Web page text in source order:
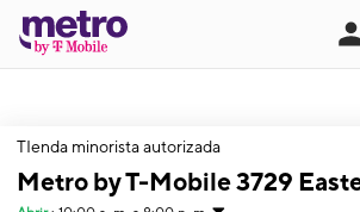
TIenda minorista autorizada
Metro by T-Mobile 3729